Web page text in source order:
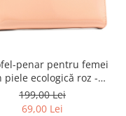
penar pentru femei
piele ecologică roz -
PTR-R-PRK-01-U8-
6345-PIN
199,00 Lei
69,00 Lei